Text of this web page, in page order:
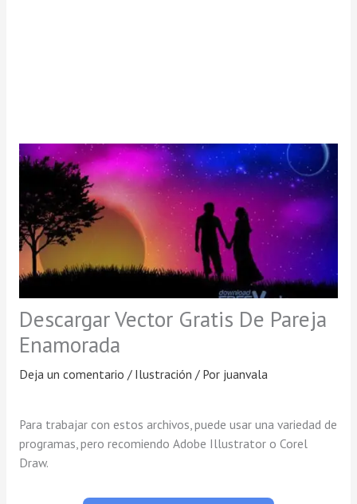
Descargar Vector Gratis De Pareja
Enamorada
Deja un comentario / Ilustración / Por juanvala
Para trabajar con estos archivos, puede usar una variedad de
programas, pero recomiendo Adobe Illustrator o Corel
Draw.